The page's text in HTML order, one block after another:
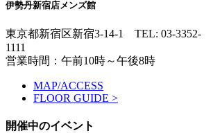
伊勢丹新宿店メンズ館
東京都新宿区新宿3-14-1 TEL: 03-3352-
1111
営業時間：午前10時～午後8時
MAP/ACCESS
FLOOR GUIDE >
開催中のイベント